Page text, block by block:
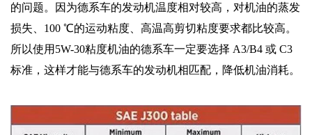
的问题。因为德系车的发动机温度相对较高，对机油的蒸发
损失、100 ℃的运动粘度、高温高剪切粘度要求都比较高。
所以使用5W-30粘度机油的德系车一定要选择 A3/B4 或 C3
标准，这样才能与德系车的发动机相匹配，降低机油消耗。